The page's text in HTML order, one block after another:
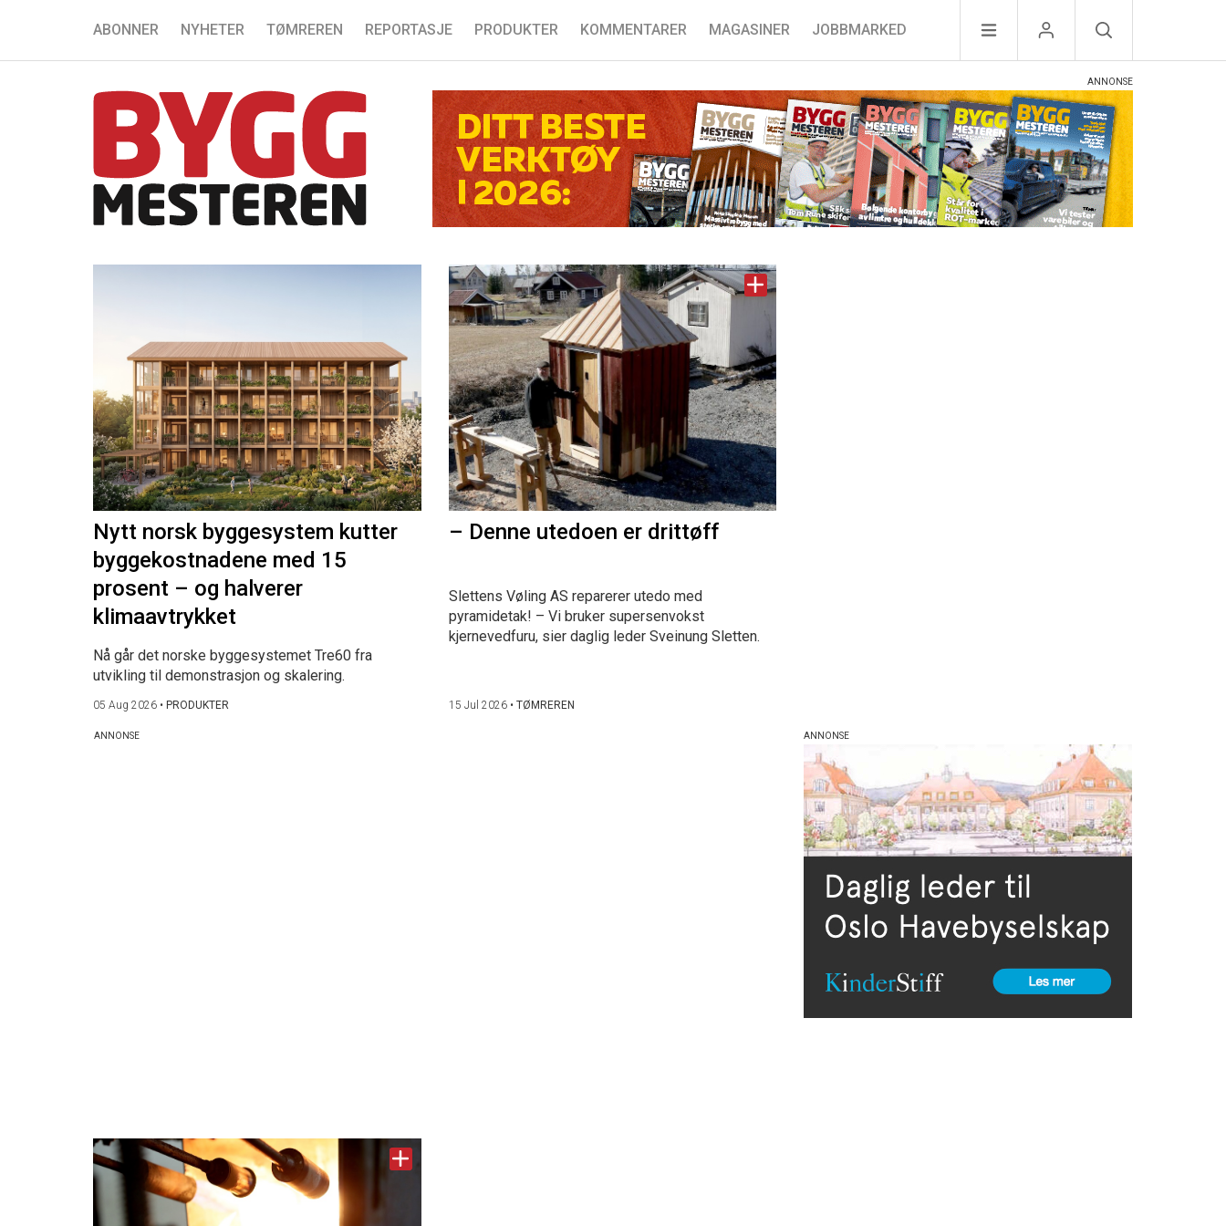
ABONNER NYHETER TØMREREN REPORTASJE PRODUKTER KOMMENTARER MAGASINER JOBBMARKED
Nytt norsk byggesystem kutter
byggekostnadene med 15
prosent – og halverer
klimaavtrykket
Nå går det norske byggesystemet Tre60 fra
utvikling til demonstrasjon og skalering.
05 Aug 2026 • PRODUKTER
– Denne utedoen er drittøff
Slettens Vøling AS reparerer utedo med
pyramidetak! – Vi bruker supersenvokst
kjernevedfuru, sier daglig leder Sveinung Sletten.
15 Jul 2026• TØMREREN